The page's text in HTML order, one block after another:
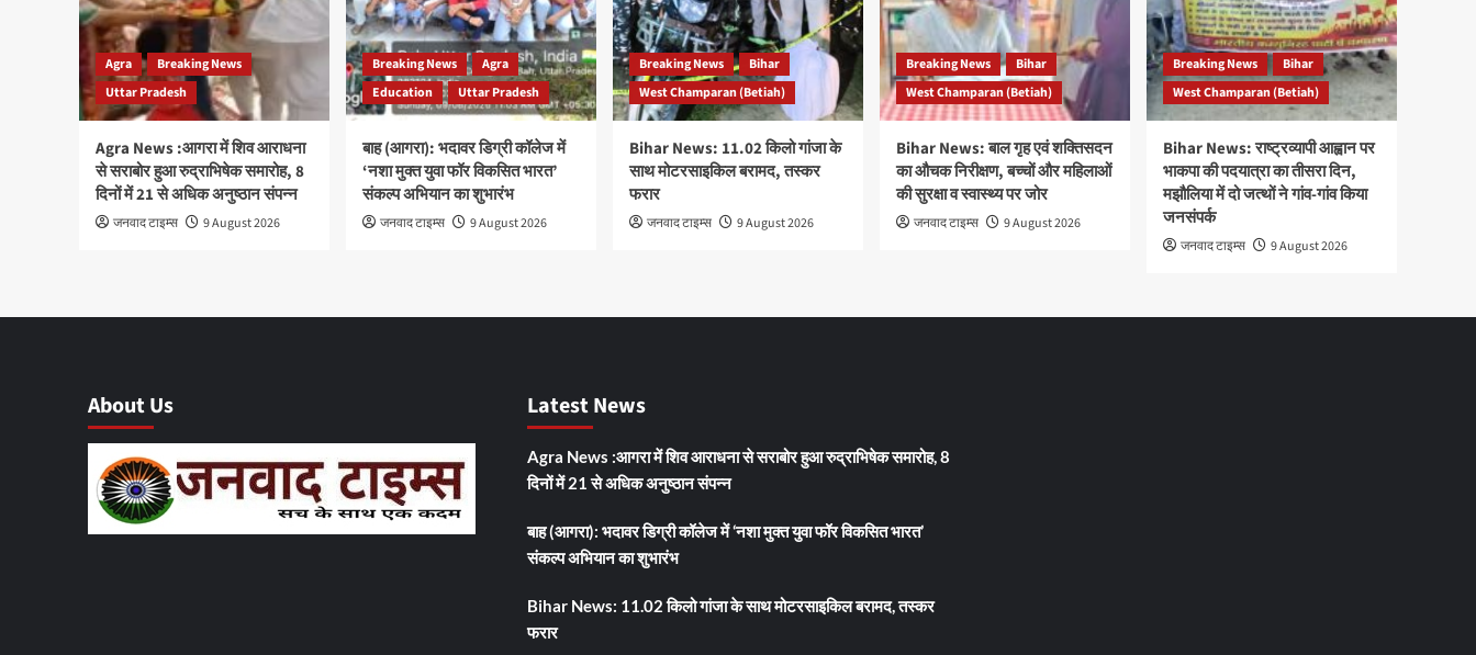
Agra
Breaking News
Uttar Pradesh
Agra News :आगरा में शिव आराधना
से सराबोर हुआ रुद्राभिषेक समारोह, 8
दिनों में 21 से अधिक अनुष्ठान संपन्न
जनवाद टाइम्स 9 August 2026
Breaking News
Agra
Education
Uttar Pradesh
बाह (आगरा): भदावर डिग्री कॉलेज में
‘नशा मुक्त युवा फॉर विकसित भारत’
संकल्प अभियान का शुभारंभ
जनवाद टाइम्स 9 August 2026
Breaking News
Bihar
West Champaran (Betiah)
Bihar News: 11.02 किलो गांजा के
साथ मोटरसाइकिल बरामद, तस्कर
फरार
जनवाद टाइम्स 9 August 2026
Breaking News
Bihar
West Champaran (Betiah)
Bihar News: बाल गृह एवं शक्तिसदन
का औचक निरीक्षण, बच्चों और महिलाओं
की सुरक्षा व स्वास्थ्य पर जोर
जनवाद टाइम्स 9 August 2026
Breaking News
Bihar
West Champaran (Betiah)
Bihar News: राष्ट्रव्यापी आह्वान पर
भाकपा की पदयात्रा का तीसरा दिन,
मझौलिया में दो जत्थों ने गांव-गांव किया
जनसंपर्क
जनवाद टाइम्स 9 August 2026
About Us Latest News
Agra News :आगरा में शिव आराधना से सराबोर हुआ रुद्राभिषेक समारोह, 8
दिनों में 21 से अधिक अनुष्ठान संपन्न
बाह (आगरा): भदावर डिग्री कॉलेज में ‘नशा मुक्त युवा फॉर विकसित भारत’
संकल्प अभियान का शुभारंभ
Bihar News: 11.02 किलो गांजा के साथ मोटरसाइकिल बरामद, तस्कर
फरार